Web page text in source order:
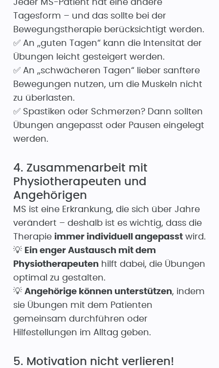
Jeder MS-Patient hat eine andere
Tagesform – und das sollte bei der
Bewegungstherapie berücksichtigt werden.
✅ An „guten Tagen“ kann die Intensität der
Übungen leicht gesteigert werden.
✅ An „schwächeren Tagen“ lieber sanftere
Bewegungen nutzen, um die Muskeln nicht
zu überlasten.
✅ Spastiken oder Schmerzen? Dann sollten
Übungen angepasst oder Pausen eingelegt
werden.
4. Zusammenarbeit mit
Physiotherapeuten und
Angehörigen
MS ist eine Erkrankung, die sich über Jahre
verändert – deshalb ist es wichtig, dass die
Therapie immer individuell angepasstwird.
💡 Ein enger Austausch mit dem
Physiotherapeuten hilft dabei, die Übungen
optimal zu gestalten.
💡 Angehörige können unterstützen, indem
sie Übungen mit dem Patienten
gemeinsam durchführen oder
Hilfestellungen im Alltag geben.
5. Motivation nicht verlieren!